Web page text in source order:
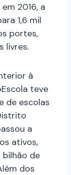
2016, a
1,6 mil
portes,
livres.
à
teve
de escolas
a
ativos,
bilhão de
dos